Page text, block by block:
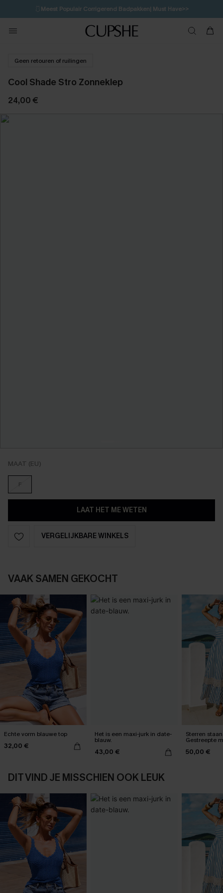
🩱Meest Populair Corrigerend Badpakken| Must Have>>
💌Abonneer je & ontvang tot 15% korting>>
Koop 3, krijg 15% korting | CODE: SW15 1D:13H:28M:1S
Geen retouren of ruilingen
Cool Shade Stro Zonneklep
24,00 €
MAAT (EU)
F
LAAT HET ME WETEN
VERGELIJKBARE WINKELS
VAAK SAMEN GEKOCHT
Echte vorm blauwe top
32,00 €
Het is een maxi-jurk in date-
blauw.
43,00 €
Sterren
Gestreepte
50,00 €
DIT VIND JE MISSCHIEN OOK LEUK